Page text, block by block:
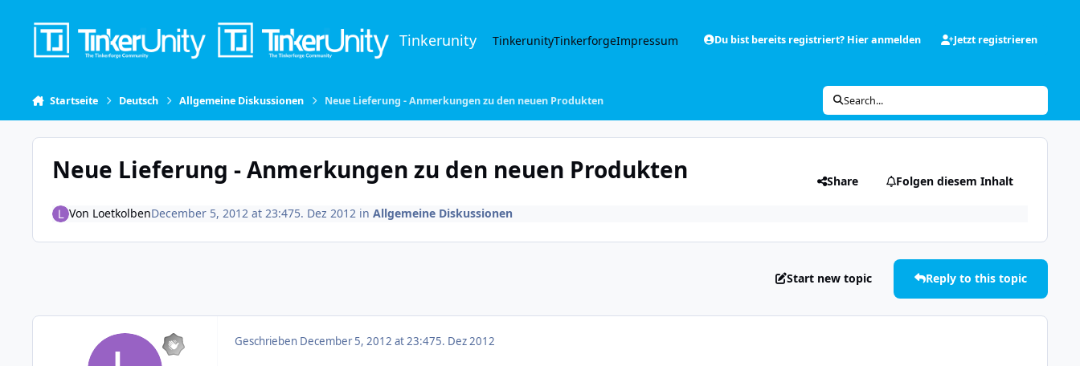
Tinkerunity TinkerunityTinkerforgeImpressum Du bist bereits registriert? Hier anmelden Jetzt registrieren
Startseite Deutsch Allgemeine Diskussionen Neue Lieferung - Anmerkungen zu den neuen Produkten Search...
Neue Lieferung - Anmerkungen zu den neuen Produkten Share Folgen diesem Inhalt
Von LoetkolbenDecember 5, 2012 at 23:475. Dez 2012in Allgemeine Diskussionen
Start new topic Reply to this topic
Geschrieben December 5, 2012 at 23:475. Dez 2012